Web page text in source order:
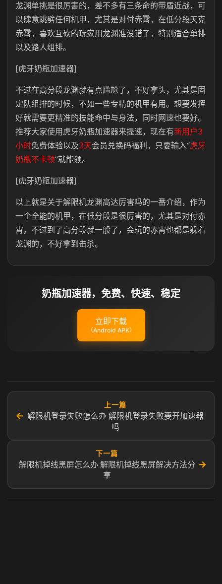
龙渊单挑是很厉害的，差不多有三条命的带盾近战，可
以肆意跳劈任何机甲，尤其是对付赤霄，在低分段天克
赤霄，喜欢互砍的玩家用龙渊准没错了，特别适合单排
以及路人组排。
[虎牙奶瓶加速器]
不过在高分段龙渊就有点尴尬了，不好拿头，尤其是固
定队组排的时候，不如一些专精的机甲有用。想要发挥
好就需要更精准的技能命中与身法，同时网速也要好。
推荐大家使用虎牙奶瓶加速器来提速，现在有新用户3
小时免费体验以及3天会员兑换码福利，只要输入“虎牙
奶瓶不卡顿”就能领。
[虎牙奶瓶加速器]
以上就是关于解限机龙渊高达厉害吗的一番介绍，作为
一个全能的机甲，在低分段是很厉害的，尤其是对付赤
霄。不过到了高分段就一般了，会玩的赤霄也都是躲着
龙渊的，不好拿到击杀。
奶瓶加速器，免费、快速、稳定
立即下载
（Android APK）
←
上一篇
解限机登录失败怎么办 解限机登录失败要开加速器
吗
下一篇
解限机掉线黑屏怎么办 解限机掉线黑屏解决方法分
享
→